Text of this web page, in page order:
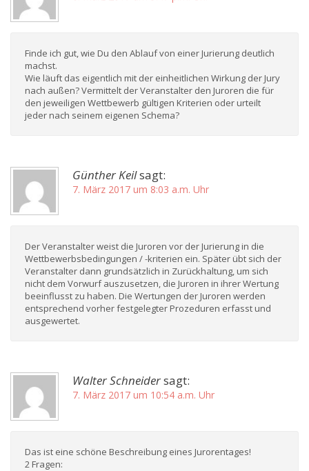
Finde ich gut, wie Du den Ablauf von einer Jurierung deutlich
machst.
Wie läuft das eigentlich mit der einheitlichen Wirkung der Jury
nach außen? Vermittelt der Veranstalter den Juroren die für
den jeweiligen Wettbewerb gültigen Kriterien oder urteilt
jeder nach seinem eigenen Schema?
Günther Keilsagt:
7. März 2017 um 8:03 a.m. Uhr
Der Veranstalter weist die Juroren vor der Jurierung in die
Wettbewerbsbedingungen / -kriterien ein. Später übt sich der
Veranstalter dann grundsätzlich in Zurückhaltung, um sich
nicht dem Vorwurf auszusetzen, die Juroren in ihrer Wertung
beeinflusst zu haben. Die Wertungen der Juroren werden
entsprechend vorher festgelegter Prozeduren erfasst und
ausgewertet.
Walter Schneidersagt:
7. März 2017 um 10:54 a.m. Uhr
Das ist eine schöne Beschreibung eines Jurorentages!
2 Fragen: